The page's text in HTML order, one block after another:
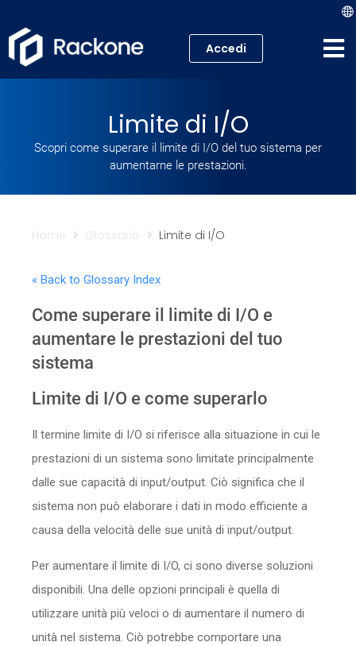
Academy
Sicurezza
Accedi
Limite di I/O
Scopri come superare il limite di I/O del tuo sistema per
aumentarne le prestazioni.
Home Glossario Limite di I/O
« Back to Glossary Index
Come superare il limite di I/O e
aumentare le prestazioni del tuo
sistema
Limite di I/O e come superarlo
Il termine limite di I/O si riferisce alla situazione in cui le
prestazioni di un sistema sono limitate principalmente
dalle sue capacità di input/output. Ciò significa che il
sistema non può elaborare i dati in modo efficiente a
causa della velocità delle sue unità di input/output.
Per aumentare il limite di I/O, ci sono diverse soluzioni
disponibili. Una delle opzioni principali è quella di
utilizzare unità più veloci o di aumentare il numero di
unità nel sistema. Ciò potrebbe comportare una